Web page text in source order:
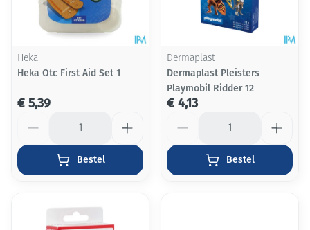
Heka
Heka Otc First Aid Set 1
€ 5,39
Bestel
Dermaplast
Dermaplast Pleisters
Playmobil Ridder 12
€ 4,13
Bestel